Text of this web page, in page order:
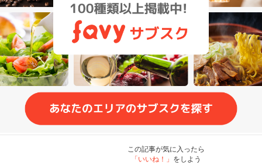
この記事が気に入ったら
「いいね！」 をしよう